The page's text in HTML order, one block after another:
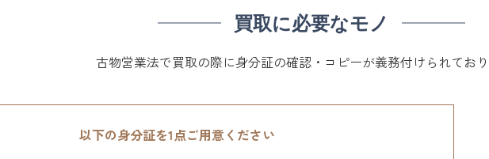
買取に必要なモノ
古物営業法で買取の際に身分証の確認・コピーが義務付けられてお
以下の身分証を1点ご用意ください